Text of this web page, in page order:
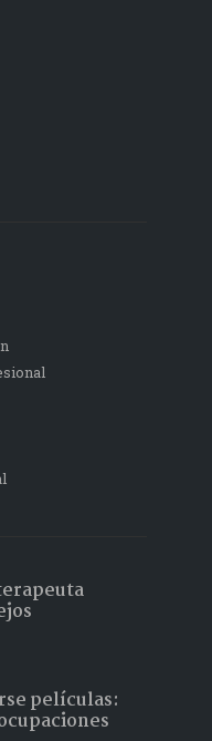
películas: